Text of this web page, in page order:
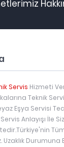
Servis Hizmeti
Teknik
Eşya Servisi
Anlayışı İle
Uzaklık